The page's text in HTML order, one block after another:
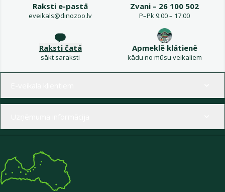
Raksti e-pastā
eveikals@dinozoo.lv
Zvani – 26 100 502
P–Pk 9:00 – 17:00
Raksti čatā
sākt saraksti
Apmeklē klātienē
kādu no mūsu veikaliem